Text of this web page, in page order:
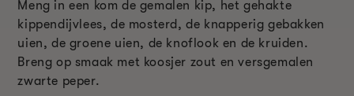
Meng in een kom de gemalen kip, het gehakte
kippendijvlees, de mosterd, de knapperig gebakken
uien, de groene uien, de knoflook en de kruiden.
Breng op smaak met koosjer zout en versgemalen
zwarte peper.